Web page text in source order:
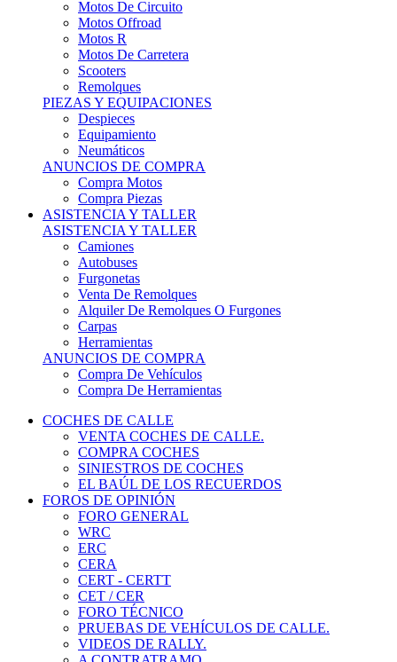
Motos R
Motos De Carretera
Scooters
Remolques
PIEZAS Y EQUIPACIONES
Despieces
Equipamiento
Neumáticos
ANUNCIOS DE COMPRA
Compra Motos
Compra Piezas
ASISTENCIA Y TALLER
ASISTENCIA Y TALLER
Camiones
Autobuses
Furgonetas
Venta De Remolques
Alquiler De Remolques O Furgones
Carpas
Herramientas
ANUNCIOS DE COMPRA
Compra De Vehículos
Compra De Herramientas
COCHES DE CALLE
VENTA COCHES DE CALLE.
COMPRA COCHES
SINIESTROS DE COCHES
EL BAÚL DE LOS RECUERDOS
FOROS DE OPINIÓN
FORO GENERAL
WRC
ERC
CERA
CERT - CERTT
CET / CER
FORO TÉCNICO
PRUEBAS DE VEHÍCULOS DE CALLE.
VIDEOS DE RALLY.
A CONTRATRAMO
TIENDA ONLINE